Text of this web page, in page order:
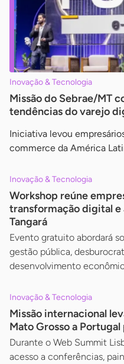
Inovação & Tecnologia
Missão do Sebrae/MT
tendências do varejo
Iniciativa levou
commerce da América
Inovação & Tecnologia
Workshop reúne
transformação digital
Tangará
Evento gratuito abordará
gestão pública,
desenvolvimento
Inovação & Tecnologia
Missão internacional
Mato Grosso a
Durante o Web Summit
acesso a conferências,